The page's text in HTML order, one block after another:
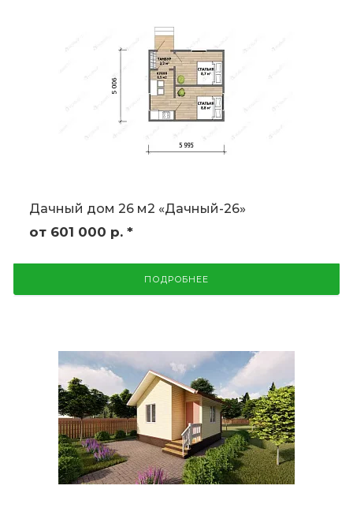
Дачный дом 26 м2 «Дачный-26»
от 601 000 р. *
ПОДРОБНЕЕ